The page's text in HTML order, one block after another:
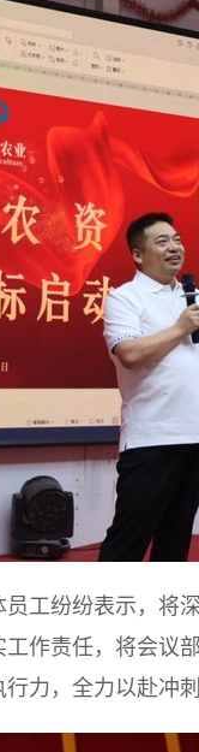
工纷纷表示，将
作责任，将会议
力，全力以赴冲